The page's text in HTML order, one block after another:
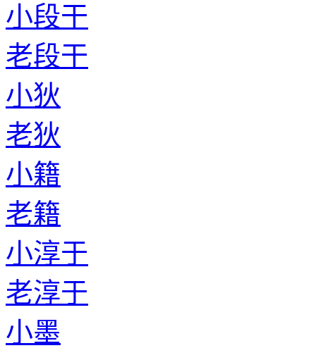
小段干
老段干
小狄
老狄
小籍
老籍
小淳于
老淳于
小墨